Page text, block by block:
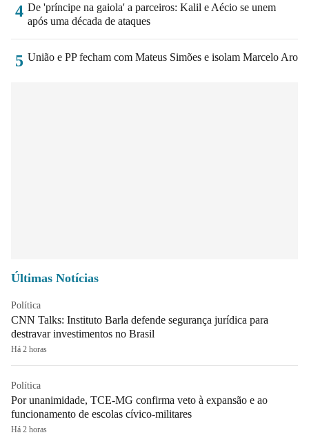
4 De 'príncipe na gaiola' a parceiros: Kalil e Aécio se unem
após uma década de ataques
5 União e PP fecham com Mateus Simões e isolam Marcelo Aro
Últimas Notícias
Política
CNN Talks: Instituto Barla defende segurança jurídica para
destravar investimentos no Brasil
Há 2 horas
Política
Por unanimidade, TCE-MG confirma veto à expansão e ao
funcionamento de escolas cívico-militares
Há 2 horas